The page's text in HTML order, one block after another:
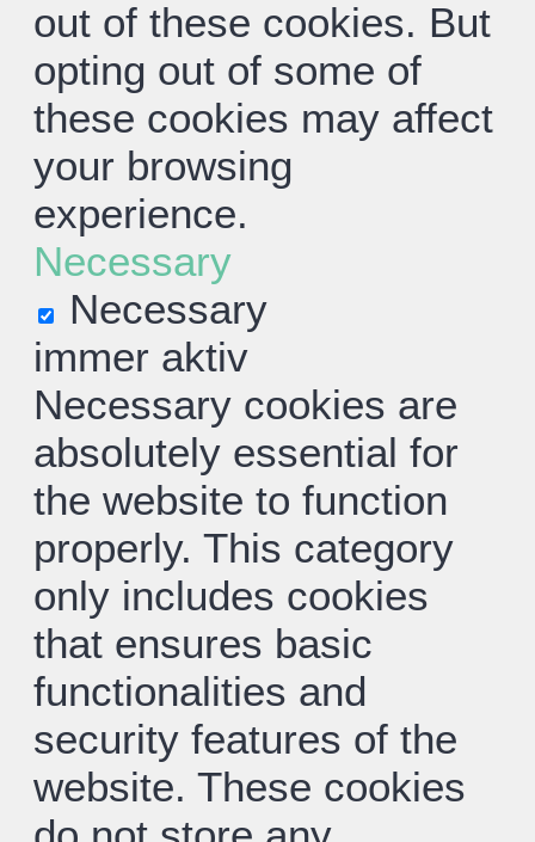
out of these cookies. But
opting out of some of
these cookies may affect
your browsing
experience.
Necessary
Necessary
immer aktiv
Necessary cookies are
absolutely essential for
the website to function
properly. This category
only includes cookies
that ensures basic
functionalities and
security features of the
website. These cookies